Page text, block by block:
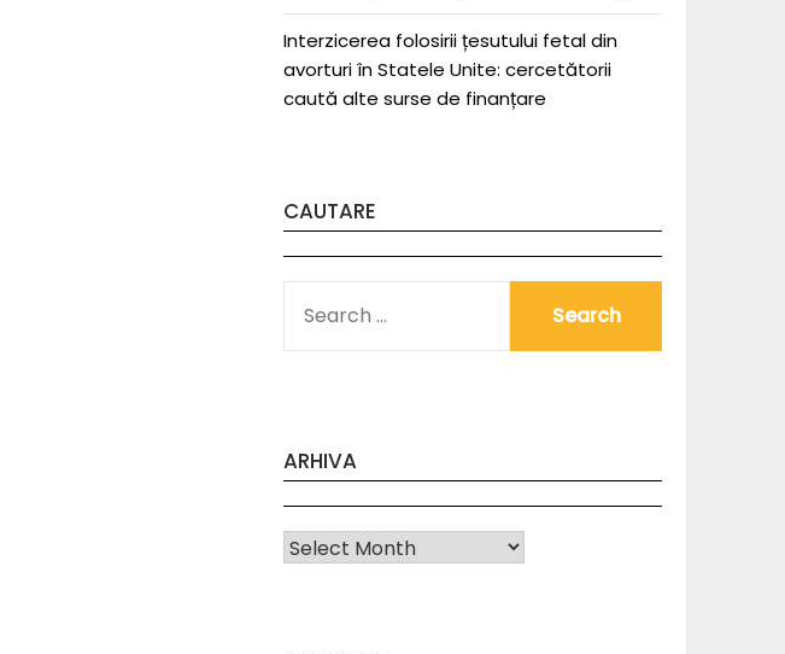
Interzicerea folosirii țesutului fetal din
avorturi în Statele Unite: cercetătorii
caută alte surse de finanțare
CAUTARE
FOR:
ARHIVA
Arhiva